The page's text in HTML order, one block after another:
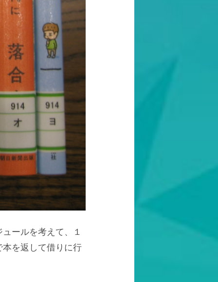
ールを考えて、１
を返して借りに行